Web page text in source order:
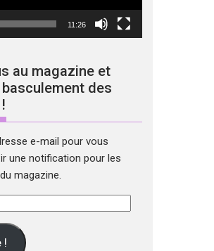
11:26
au magazine et
des
e-mail pour vous
une notification pour les
magazine.
!